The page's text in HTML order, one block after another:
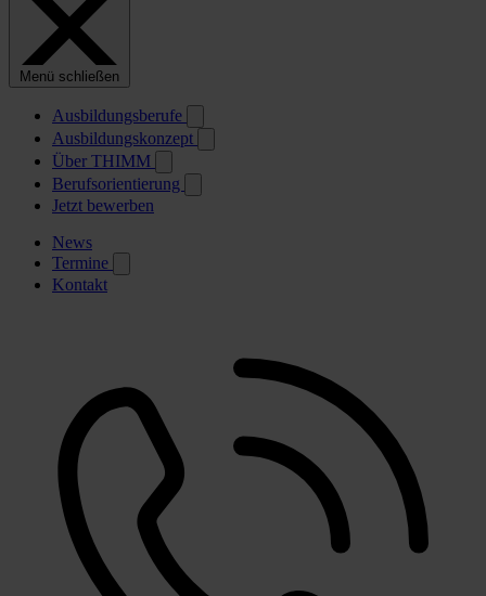
Menü schließen
Ausbildungsberufe
Ausbildungskonzept
Über THIMM
Berufsorientierung
Jetzt bewerben
News
Termine
Kontakt